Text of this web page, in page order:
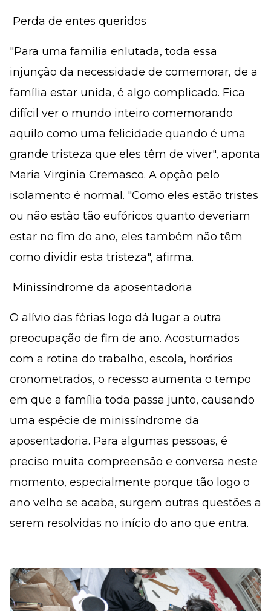
 Perda de entes queridos
"Para uma família enlutada, toda essa
injunção da necessidade de comemorar, de a
família estar unida, é algo complicado. Fica
difícil ver o mundo inteiro comemorando
aquilo como uma felicidade quando é uma
grande tristeza que eles têm de viver", aponta
Maria Virginia Cremasco. A opção pelo
isolamento é normal. "Como eles estão tristes
ou não estão tão eufóricos quanto deveriam
estar no fim do ano, eles também não têm
como dividir esta tristeza", afirma.
 Minissíndrome da aposentadoria
O alívio das férias logo dá lugar a outra
preocupação de fim de ano. Acostumados
com a rotina do trabalho, escola, horários
cronometrados, o recesso aumenta o tempo
em que a família toda passa junto, causando
uma espécie de minissíndrome da
aposentadoria. Para algumas pessoas, é
preciso muita compreensão e conversa neste
momento, especialmente porque tão logo o
ano velho se acaba, surgem outras questões a
serem resolvidas no início do ano que entra.